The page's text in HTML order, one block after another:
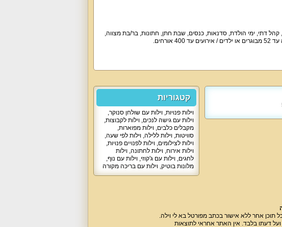
קהל דתי, ימי הולדת, סדנאות, כנסים, שבת חתן, חתונות, בר/בת מצווה,
קטגוריות
וילות פנויות, וילות עם שולחן סנוקר,
וילות עם גישה לנכים, וילות לקבוצות,
מקבלים כלבים, וילות מפוארות,
סוויטות, וילות ללילה, וילות לפי שעה,
וילות לצילומים, וילות לפנויים פנויות,
וילות אירוח, וילות לחתונה, וילות
לחגים, וילות עם ג'קוזי, וילות עם נוף,
מלונות בוטיק, וילות עם בריכה מקורה
תוכן אחר ללא אישור בכתב מפורטל בא לי וילה.
דעתו בלבד. אין האתר אחראי לתוצאות